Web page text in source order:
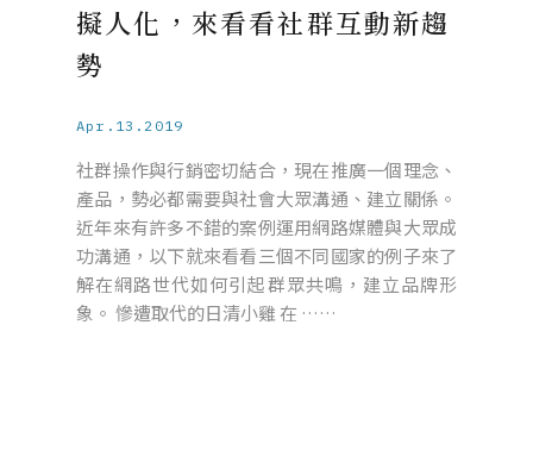
擬人化，來看看社群互動新趨
勢
Apr.13.2019
社群操作與行銷密切結合，現在推廣一個理念、
產品，勢必都需要與社會大眾溝通、建立關係。
近年來有許多不錯的案例運用網路媒體與大眾成
功溝通，以下就來看看三個不同國家的例子來了
解在網路世代如何引起群眾共鳴，建立品牌形
象。 慘遭取代的日清小雞 在 ……